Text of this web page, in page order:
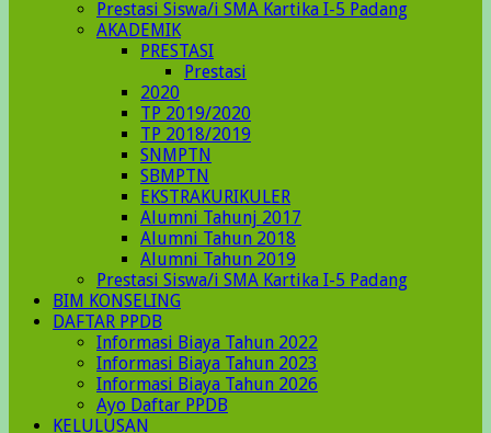
Prestasi Siswa/i SMA Kartika I-5 Padang
AKADEMIK
PRESTASI
Prestasi
2020
TP 2019/2020
TP 2018/2019
SNMPTN
SBMPTN
EKSTRAKURIKULER
Alumni Tahunj 2017
Alumni Tahun 2018
Alumni Tahun 2019
Prestasi Siswa/i SMA Kartika I-5 Padang
BIM KONSELING
DAFTAR PPDB
Informasi Biaya Tahun 2022
Informasi Biaya Tahun 2023
Informasi Biaya Tahun 2026
Ayo Daftar PPDB
KELULUSAN